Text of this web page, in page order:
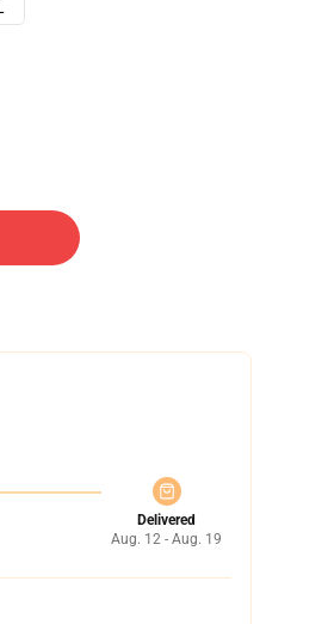
Delivered
Aug. 12 - Aug. 19